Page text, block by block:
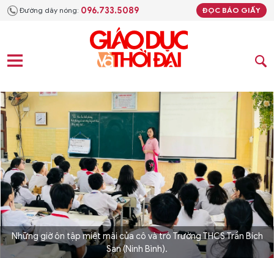
Đường dây nóng: 096.733.5089 ĐỌC BÁO GIẤY
Những giờ ôn tập miệt mài của cô và trò Trường THCS Trần Bích
San (Ninh Bình).